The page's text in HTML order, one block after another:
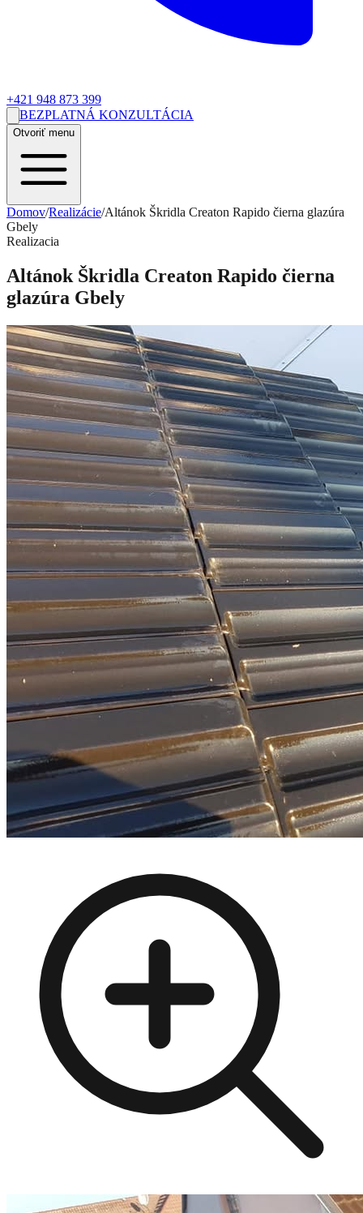
+421 948 873 399
BEZPLATNÁ KONZULTÁCIA
Otvoriť menu
Domov/Realizácie/Altánok Škridla Creaton Rapido čierna glazúra
Gbely
Realizacia
Altánok Škridla Creaton Rapido čierna
glazúra Gbely